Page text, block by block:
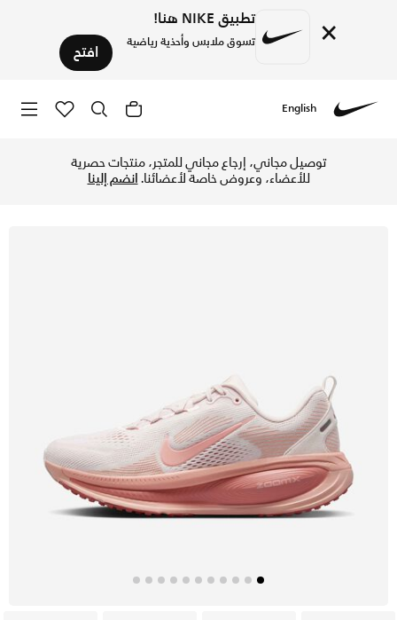
× تطبيق NIKE هنا!
تسوق ملابس وأحذية رياضية افتح
English
توصيل مجاني، إرجاع مجاني للمتجر، منتجات حصرية
للأعضاء، وعروض خاصة لأعضائنا.انضم إلينا